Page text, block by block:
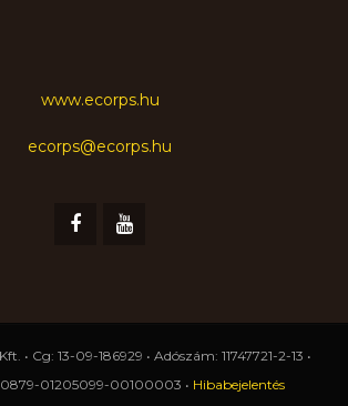
www.ecorps.hu
ecorps@ecorps.hu
• Cg: 13-09-186929 • Adószám: 11747721-2-13 •
01205099-00100003 • Hibabejelentés